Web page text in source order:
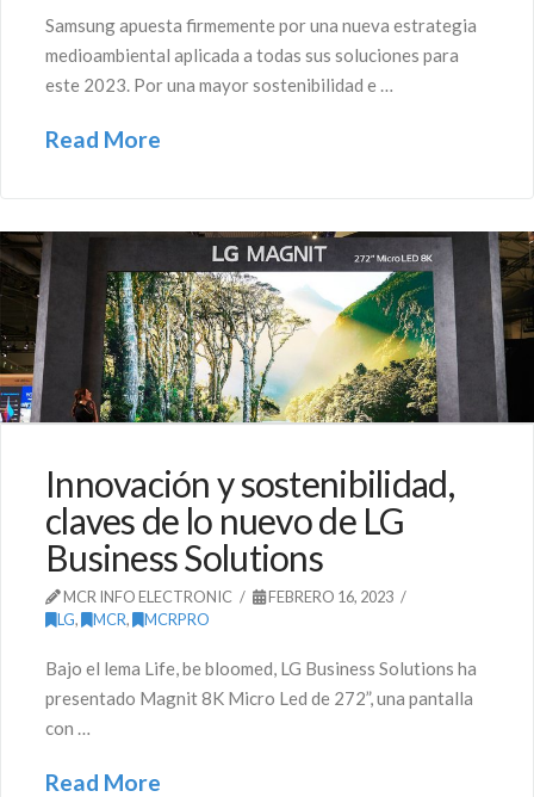
Samsung apuesta firmemente por una nueva estrategia
medioambiental aplicada a todas sus soluciones para
este 2023. Por una mayor sostenibilidad e …
Read More
Innovación y sostenibilidad,
claves de lo nuevo de LG
Business Solutions
MCR INFO ELECTRONIC
FEBRERO 16, 2023
LG, MCR, MCRPRO
Bajo el lema Life, be bloomed, LG Business Solutions ha
presentado Magnit 8K Micro Led de 272”, una pantalla
con …
Read More